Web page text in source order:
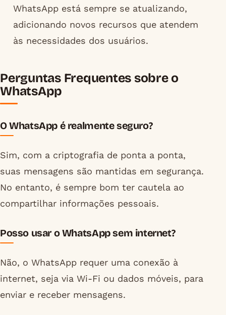
WhatsApp está sempre se atualizando,
adicionando novos recursos que atendem
às necessidades dos usuários.
Perguntas Frequentes sobre o
WhatsApp
O WhatsApp é realmente seguro?
Sim, com a criptografia de ponta a ponta,
suas mensagens são mantidas em segurança.
No entanto, é sempre bom ter cautela ao
compartilhar informações pessoais.
Posso usar o WhatsApp sem internet?
Não, o WhatsApp requer uma conexão à
internet, seja via Wi-Fi ou dados móveis, para
enviar e receber mensagens.